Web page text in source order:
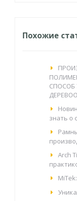
Похожие
СПОСОБ
знать о
Arch